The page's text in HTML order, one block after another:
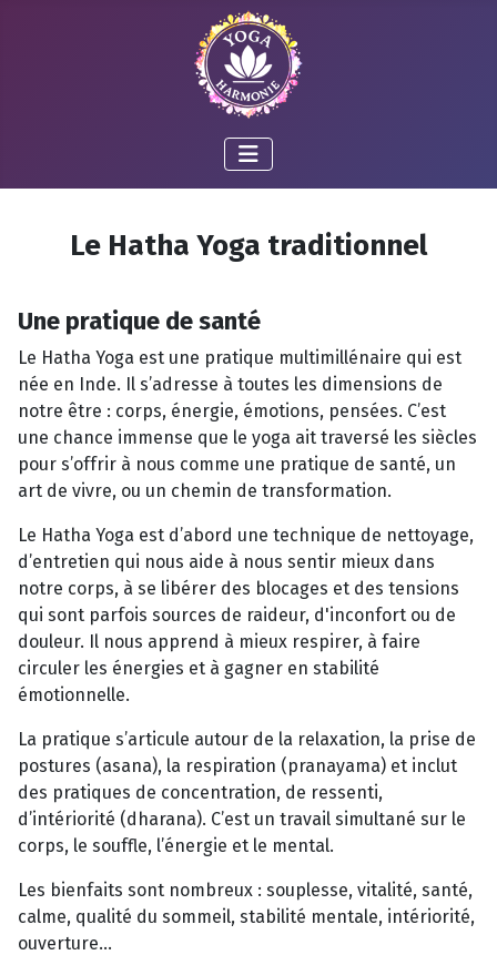
Le Hatha Yoga traditionnel
Une pratique de santé
Le Hatha Yoga est une pratique multimillénaire qui est
née en Inde. Il s’adresse à toutes les dimensions de
notre être : corps, énergie, émotions, pensées. C’est
une chance immense que le yoga ait traversé les siècles
pour s’offrir à nous comme une pratique de santé, un
art de vivre, ou un chemin de transformation.
Le Hatha Yoga est d’abord une technique de nettoyage,
d’entretien qui nous aide à nous sentir mieux dans
notre corps, à se libérer des blocages et des tensions
qui sont parfois sources de raideur, d'inconfort ou de
douleur. Il nous apprend à mieux respirer, à faire
circuler les énergies et à gagner en stabilité
émotionnelle.
La pratique s’articule autour de la relaxation, la prise de
postures (asana), la respiration (pranayama) et inclut
des pratiques de concentration, de ressenti,
d’intériorité (dharana). C’est un travail simultané sur le
corps, le souffle, l’énergie et le mental.
Les bienfaits sont nombreux : souplesse, vitalité, santé,
calme, qualité du sommeil, stabilité mentale, intériorité,
ouverture...